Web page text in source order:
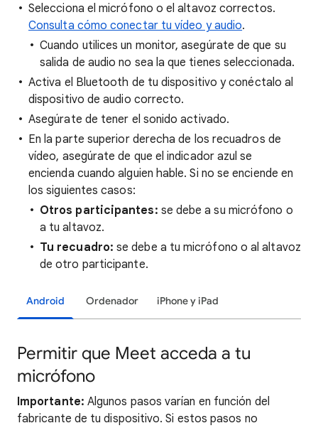
Selecciona el micrófono o el altavoz correctos.
Consulta cómo conectar tu vídeo y audio.
Cuando utilices un monitor, asegúrate de que su
salida de audio no sea la que tienes seleccionada.
Activa el Bluetooth de tu dispositivo y conéctalo al
dispositivo de audio correcto.
Asegúrate de tener el sonido activado.
En la parte superior derecha de los recuadros de
vídeo, asegúrate de que el indicador azul se
encienda cuando alguien hable. Si no se enciende en
los siguientes casos:
Otros participantes: se debe a su micrófono o
a tu altavoz.
Tu recuadro: se debe a tu micrófono o al altavoz
de otro participante.
Android Ordenador iPhone y iPad
Permitir que Meet acceda a tu
micrófono
Importante: Algunos pasos varían en función del
fabricante de tu dispositivo. Si estos pasos no